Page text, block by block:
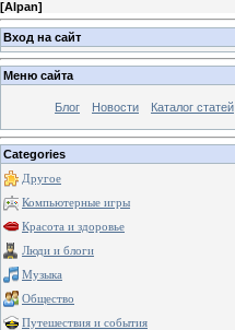
[Alpan]
Вход на сайт
Меню сайта
Блог Новости Каталог статей
Categories
Другое
Компьютерные игры
Красота и здоровье
Люди и блоги
Музыка
Общество
Путешествия и события